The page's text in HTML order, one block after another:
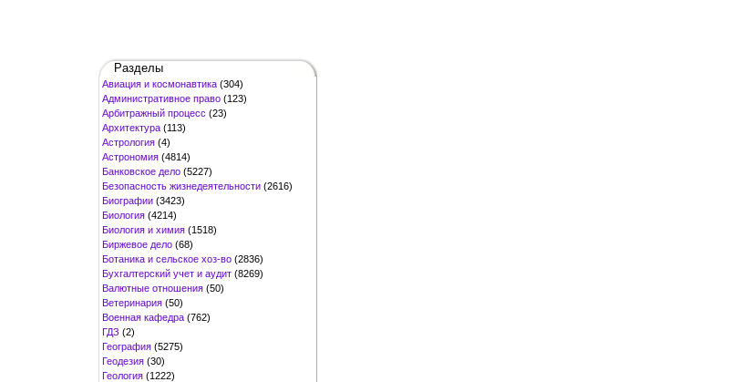
Разделы
Авиация и космонавтика (304)
Административное право (123)
Арбитражный процесс (23)
Архитектура (113)
Астрология (4)
Астрономия (4814)
Банковское дело (5227)
Безопасность жизнедеятельности (2616)
Биографии (3423)
Биология (4214)
Биология и химия (1518)
Биржевое дело (68)
Ботаника и сельское хоз-во (2836)
Бухгалтерский учет и аудит (8269)
Валютные отношения (50)
Ветеринария (50)
Военная кафедра (762)
ГДЗ (2)
География (5275)
Геодезия (30)
Геология (1222)